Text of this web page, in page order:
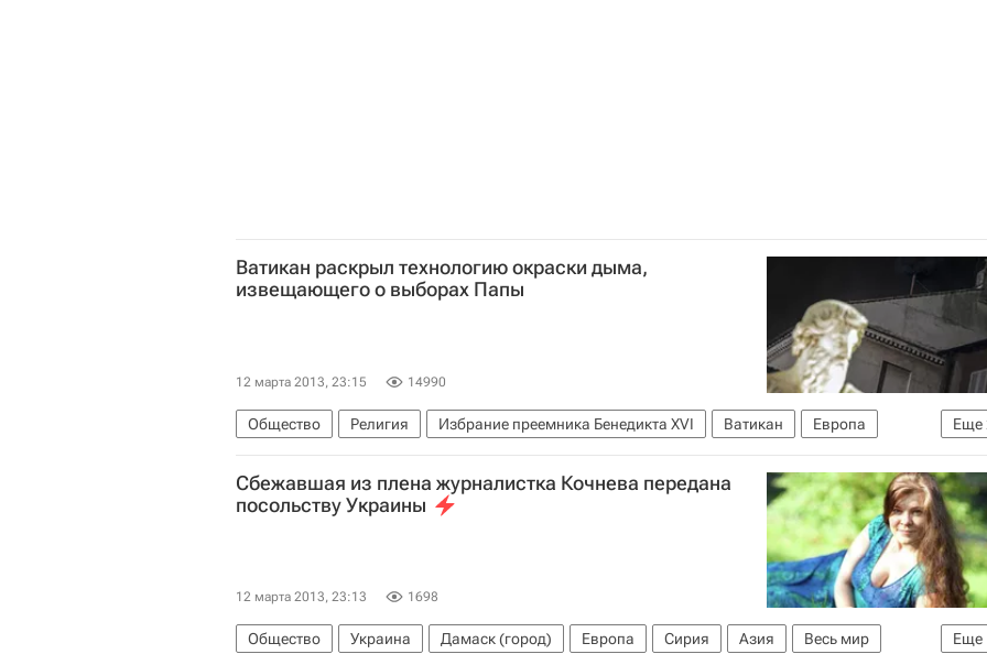
Ватикан раскрыл технологию окраски дыма,
извещающего о выборах Папы
12 марта 2013, 23:15 14990
Еще
Общество Религия Избрание преемника Бенедикта XVI Ватикан
Европа
Весь мир
Выборы Папы Римского
Сбежавшая из плена журналистка Кочнева передана
посольству Украины
12 марта 2013, 23:13 1698
Еще
Общество Украина Дамаск (город) Европа Сирия Азия
Весь мир